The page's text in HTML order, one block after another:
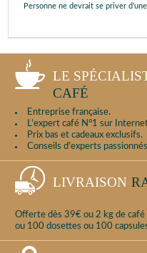
Personne ne devrait se priver
LE
CAFÉ
Entreprise française.
L'expert café N°1 sur
Prix bas et cadeaux exclusifs.
Conseils d'experts
LIVRAISON
Offerte dès 39€ ou 2 kg de café
ou 100 dosettes ou 100